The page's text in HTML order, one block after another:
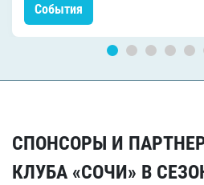
События
СПОНСОРЫ И
КЛУБА «СОЧИ» В